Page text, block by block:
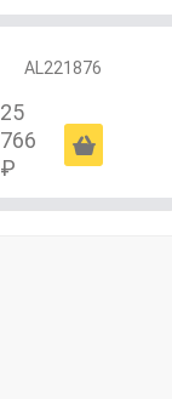
AL221876
25
766
₽
Ä